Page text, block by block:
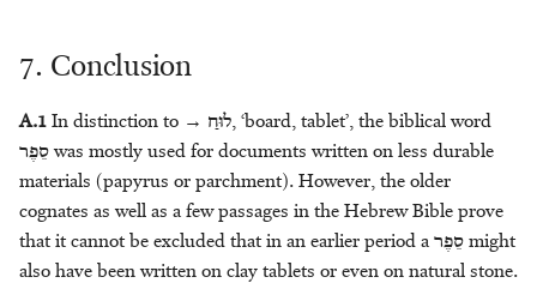
7. Conclusion
A.1In distinction to → לוּחַ, ‘board, tablet’, the biblical word
סֵפֶרwas mostly used for documents written on less durable
materials (papyrus or parchment). However, the older
cognates as well as a few passages in the Hebrew Bible prove
that it cannot be excluded that in an earlier period aסֵפֶרmight
also have been written on clay tablets or even on natural stone.